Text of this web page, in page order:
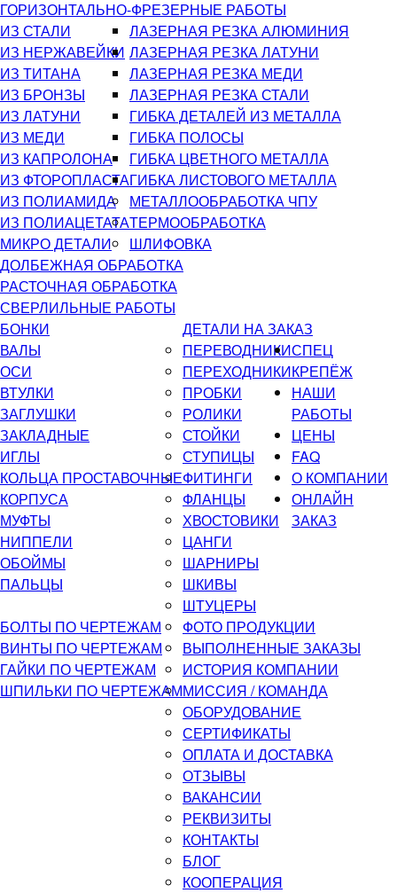
ГОРИЗОНТАЛЬНО-ФРЕЗЕРНЫЕ РАБОТЫ
ИЗ СТАЛИ
ИЗ НЕРЖАВЕЙКИ
ИЗ ТИТАНА
ИЗ БРОНЗЫ
ИЗ ЛАТУНИ
ИЗ МЕДИ
ИЗ КАПРОЛОНА
ИЗ ФТОРОПЛАСТА
ИЗ ПОЛИАМИДА
ИЗ ПОЛИАЦЕТАТА
МИКРО ДЕТАЛИ
ЛАЗЕРНАЯ РЕЗКА АЛЮМИНИЯ
ЛАЗЕРНАЯ РЕЗКА ЛАТУНИ
ЛАЗЕРНАЯ РЕЗКА МЕДИ
ЛАЗЕРНАЯ РЕЗКА СТАЛИ
ГИБКА ДЕТАЛЕЙ ИЗ МЕТАЛЛА
ГИБКА ПОЛОСЫ
ГИБКА ЦВЕТНОГО МЕТАЛЛА
ГИБКА ЛИСТОВОГО МЕТАЛЛА
МЕТАЛЛООБРАБОТКА ЧПУ
ТЕРМООБРАБОТКА
ШЛИФОВКА
ДОЛБЕЖНАЯ ОБРАБОТКА
РАСТОЧНАЯ ОБРАБОТКА
СВЕРЛИЛЬНЫЕ РАБОТЫ
ДЕТАЛИ НА ЗАКАЗ
БОНКИ
ВАЛЫ
ОСИ
ВТУЛКИ
ЗАГЛУШКИ
ЗАКЛАДНЫЕ
ИГЛЫ
КОЛЬЦА ПРОСТАВОЧНЫЕ
КОРПУСА
МУФТЫ
НИППЕЛИ
ОБОЙМЫ
ПАЛЬЦЫ
ПЕРЕВОДНИКИ
ПЕРЕХОДНИКИ
ПРОБКИ
РОЛИКИ
СТОЙКИ
СТУПИЦЫ
ФИТИНГИ
ФЛАНЦЫ
ХВОСТОВИКИ
ЦАНГИ
ШАРНИРЫ
ШКИВЫ
ШТУЦЕРЫ
СПЕЦ
КРЕПЁЖ
БОЛТЫ ПО ЧЕРТЕЖАМ
ВИНТЫ ПО ЧЕРТЕЖАМ
ГАЙКИ ПО ЧЕРТЕЖАМ
ШПИЛЬКИ ПО ЧЕРТЕЖАМ
НАШИ
РАБОТЫ
ФОТО ПРОДУКЦИИ
ВЫПОЛНЕННЫЕ ЗАКАЗЫ
ЦЕНЫ
FAQ
О КОМПАНИИ
ИСТОРИЯ КОМПАНИИ
МИССИЯ / КОМАНДА
ОБОРУДОВАНИЕ
СЕРТИФИКАТЫ
ОПЛАТА И ДОСТАВКА
ОТЗЫВЫ
ВАКАНСИИ
РЕКВИЗИТЫ
КОНТАКТЫ
БЛОГ
КООПЕРАЦИЯ
ОНЛАЙН
ЗАКАЗ